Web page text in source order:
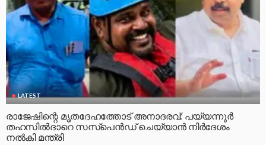
LATEST
രാജേഷിന്റെ മൃതദേഹത്തോട് അനാദരവ്: പയ്യന്നൂർ
തഹസിൽദാറെ സസ്പെൻഡ് ചെയ്യാൻ നിർദേശം
നൽകി മന്ത്രി